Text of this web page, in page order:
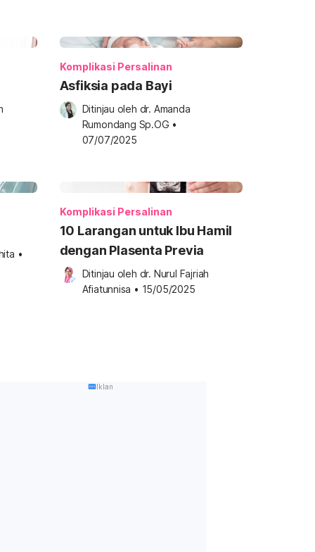
Komplikasi Persalinan
Asfiksia pada Bayi
Ditinjau oleh dr. Amanda
Rumondang Sp.OG •
07/07/2025
•
Komplikasi Persalinan
10 Larangan untuk Ibu Hamil
dengan Plasenta Previa
Ditinjau oleh dr. Nurul Fajriah
Afiatunnisa • 15/05/2025
Iklan